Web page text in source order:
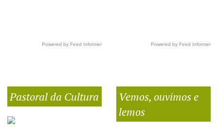
Powered by Feed Informer Powered by Feed Informer
Pastoral da Cultura
Vemos, ouvimos e
lemos